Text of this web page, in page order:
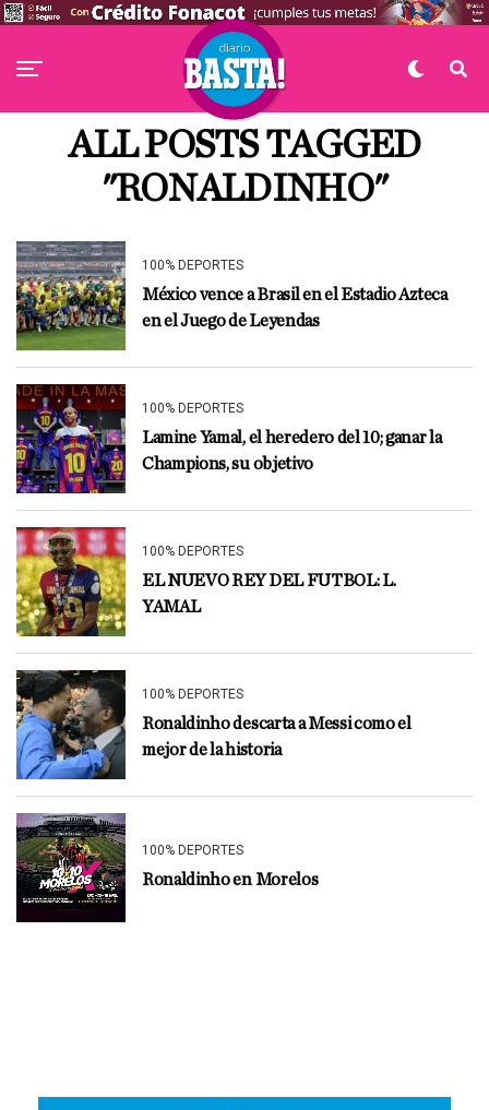
ALL POSTS TAGGED
"RONALDINHO"
100% DEPORTES
México vence a Brasil en el Estadio Azteca
en el Juego de Leyendas
100% DEPORTES
Lamine Yamal, el heredero del 10; ganar la
Champions, su objetivo
100% DEPORTES
EL NUEVO REY DEL FUTBOL: L.
YAMAL
100% DEPORTES
Ronaldinho descarta a Messi como el
mejor de la historia
100% DEPORTES
Ronaldinho en Morelos